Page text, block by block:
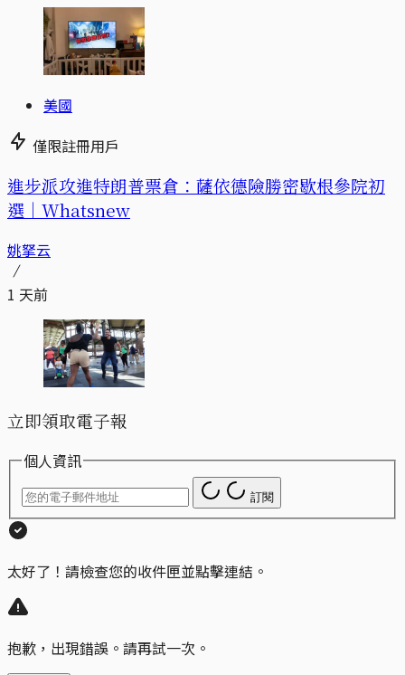
美國
僅限註冊用戶
進步派攻進特朗普票倉：薩依德險勝密歇根參院初
選｜Whatsnew
姚拏云
1 天前
立即領取電子報
個人資訊
訂閱
太好了！請檢查您的收件匣並點擊連結。
抱歉，出現錯誤。請再試一次。